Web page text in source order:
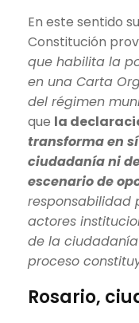
En este sentido
Constitución
que habilita la
en una Carta
del régimen
que la
transforma en
ciudadanía ni
escenario de
responsabilidad
actores
de la
proceso
Rosario,